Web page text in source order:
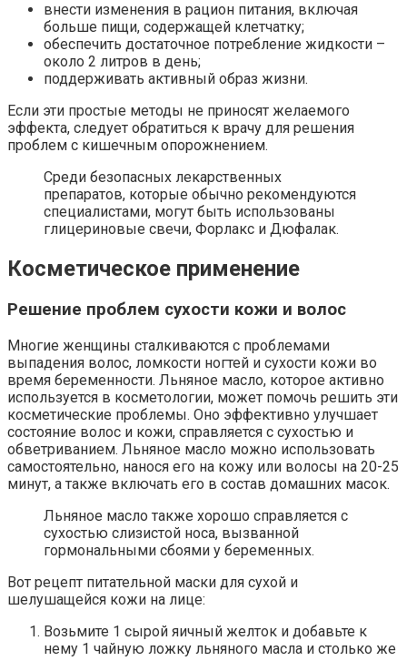
внести изменения в рацион питания, включая
больше пищи, содержащей клетчатку;
обеспечить достаточное потребление жидкости –
около 2 литров в день;
поддерживать активный образ жизни.
Если эти простые методы не приносят желаемого
эффекта, следует обратиться к врачу для решения
проблем с кишечным опорожнением.
Среди безопасных лекарственных
препаратов, которые обычно рекомендуются
специалистами, могут быть использованы
глицериновые свечи, Форлакс и Дюфалак.
Косметическое применение
Решение проблем сухости кожи и волос
Многие женщины сталкиваются с проблемами
выпадения волос, ломкости ногтей и сухости кожи во
время беременности. Льняное масло, которое активно
используется в косметологии, может помочь решить эти
косметические проблемы. Оно эффективно улучшает
состояние волос и кожи, справляется с сухостью и
обветриванием. Льняное масло можно использовать
самостоятельно, нанося его на кожу или волосы на 20-25
минут, а также включать его в состав домашних масок.
Льняное масло также хорошо справляется с
сухостью слизистой носа, вызванной
гормональными сбоями у беременных.
Вот рецепт питательной маски для сухой и
шелушащейся кожи на лице:
Возьмите 1 сырой яичный желток и добавьте к
нему 1 чайную ложку льняного масла и столько же